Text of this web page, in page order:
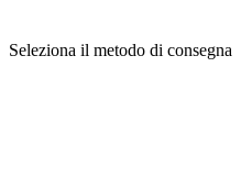
Seleziona il metodo di consegna